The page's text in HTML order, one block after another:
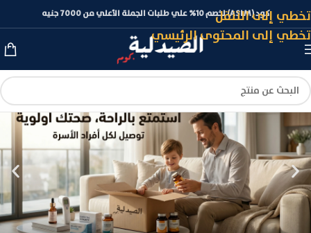
تخطي إلى التنقل
تخطي إلى المحتوى الرئيسي
كود (ASLM) لخصم 10% علي طلبات الجملة الأعلي من 7000 جنيه